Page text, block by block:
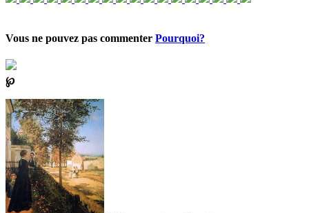
Vous ne pouvez pas commenter Pourquoi?
℘